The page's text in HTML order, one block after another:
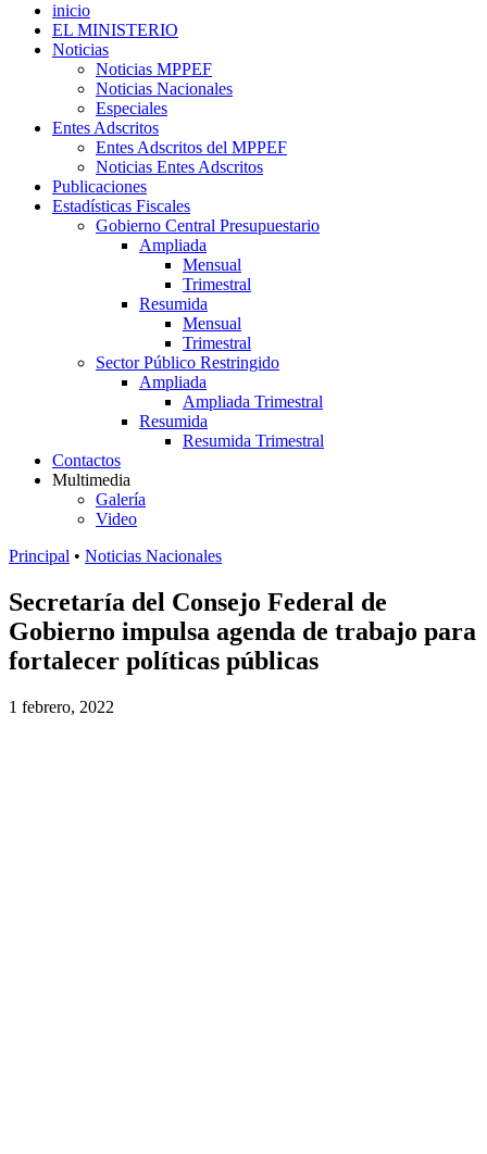
inicio
EL MINISTERIO
Noticias
Noticias MPPEF
Noticias Nacionales
Especiales
Entes Adscritos
Entes Adscritos del MPPEF
Noticias Entes Adscritos
Publicaciones
Estadísticas Fiscales
Gobierno Central Presupuestario
Ampliada
Mensual
Trimestral
Resumida
Mensual
Trimestral
Sector Público Restringido
Ampliada
Ampliada Trimestral
Resumida
Resumida Trimestral
Contactos
Multimedia
Galería
Video
Principal • Noticias Nacionales
Secretaría del Consejo Federal de
Gobierno impulsa agenda de trabajo para
fortalecer políticas públicas
1 febrero, 2022